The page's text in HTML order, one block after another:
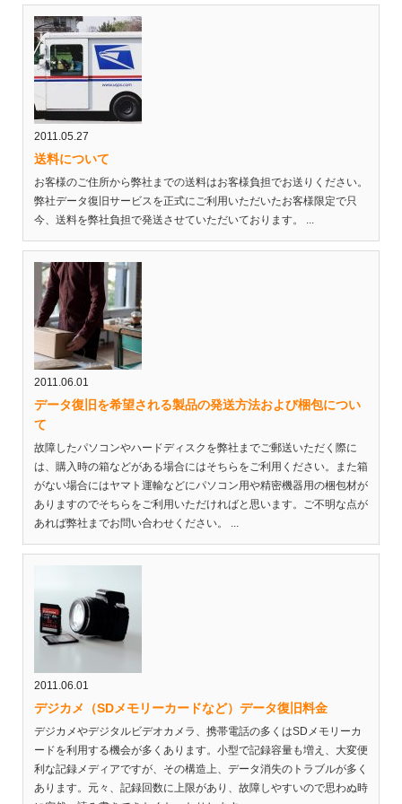
2011.05.27
送料について
お客様のご住所から弊社までの送料はお客様負担でお送りください。
弊社データ復旧サービスを正式にご利用いただいたお客様限定で只
今、送料を弊社負担で発送させていただいております。 ...
2011.06.01
データ復旧を希望される製品の発送方法および梱包につい
て
故障したパソコンやハードディスクを弊社までご郵送いただく際に
は、購入時の箱などがある場合にはそちらをご利用ください。また箱
がない場合にはヤマト運輸などにパソコン用や精密機器用の梱包材が
ありますのでそちらをご利用いただければと思います。ご不明な点が
あれば弊社までお問い合わせください。 ...
2011.06.01
デジカメ（SDメモリーカードなど）データ復旧料金
デジカメやデジタルビデオカメラ、携帯電話の多くはSDメモリーカ
ードを利用する機会が多くあります。小型で記録容量も増え、大変便
利な記録メディアですが、その構造上、データ消失のトラブルが多く
あります。元々、記録回数に上限があり、故障しやすいので思わぬ時